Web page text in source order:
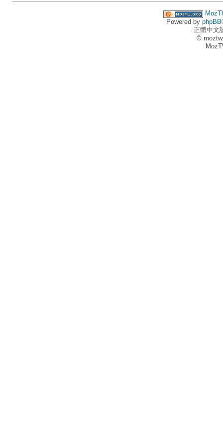
Powered by phpBB
正體中文
©